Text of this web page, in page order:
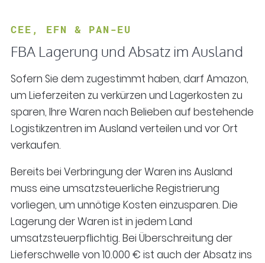
CEE, EFN & PAN-EU
FBA Lagerung und Absatz im Ausland
Sofern Sie dem zugestimmt haben, darf Amazon,
um Lieferzeiten zu verkürzen und Lagerkosten zu
sparen, Ihre Waren nach Belieben auf bestehende
Logistikzentren im Ausland verteilen und vor Ort
verkaufen.
Bereits bei Verbringung der Waren ins Ausland
muss eine umsatzsteuerliche Registrierung
vorliegen, um unnötige Kosten einzusparen. Die
Lagerung der Waren ist in jedem Land
umsatzsteuerpflichtig. Bei Überschreitung der
Lieferschwelle von 10.000 € ist auch der Absatz ins